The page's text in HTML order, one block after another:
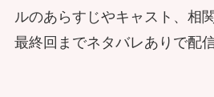
ルのあらすじやキャスト、相
最終回までネタバレありで配信